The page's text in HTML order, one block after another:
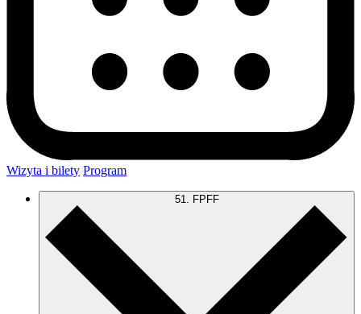
Wizyta i bilety Program
51. FPFF